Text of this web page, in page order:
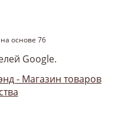
основе 76
Google.
- Магазин товаров